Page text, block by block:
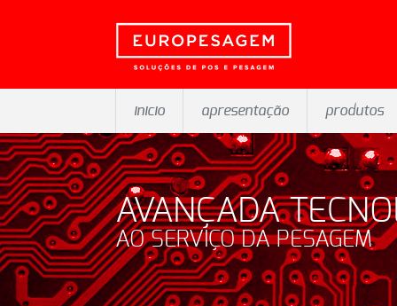
inicio apresentação produtos
AVANÇADA
AO SERVIÇO DA PESAGEM